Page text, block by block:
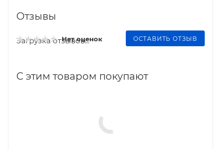
Отзывы
Нет оценок ОСТАВИТЬ ОТЗЫВ
Загрузка отзывов...
С этим товаром покупают